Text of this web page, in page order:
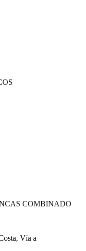
COMBINADO
Vía a